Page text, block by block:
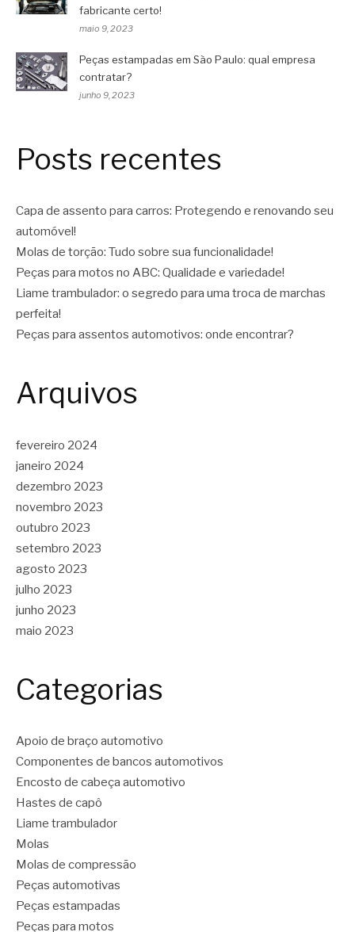
fabricante certo!
maio 9, 2023
Peças estampadas em São Paulo: qual empresa
contratar?
junho 9, 2023
Posts recentes
Capa de assento para carros: Protegendo e renovando seu
automóvel!
Molas de torção: Tudo sobre sua funcionalidade!
Peças para motos no ABC: Qualidade e variedade!
Liame trambulador: o segredo para uma troca de marchas
perfeita!
Peças para assentos automotivos: onde encontrar?
Arquivos
fevereiro 2024
janeiro 2024
dezembro 2023
novembro 2023
outubro 2023
setembro 2023
agosto 2023
julho 2023
junho 2023
maio 2023
Categorias
Apoio de braço automotivo
Componentes de bancos automotivos
Encosto de cabeça automotivo
Hastes de capô
Liame trambulador
Molas
Molas de compressão
Peças automotivas
Peças estampadas
Peças para motos